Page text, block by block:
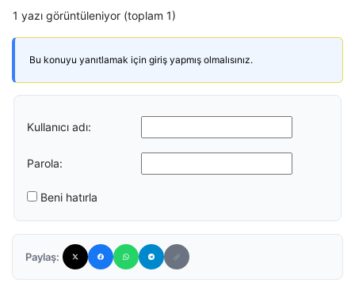
1 yazı görüntüleniyor (toplam 1)
Bu konuyu yanıtlamak için giriş yapmış olmalısınız.
Kullanıcı adı:
Parola:
Beni hatırla
Paylaş: